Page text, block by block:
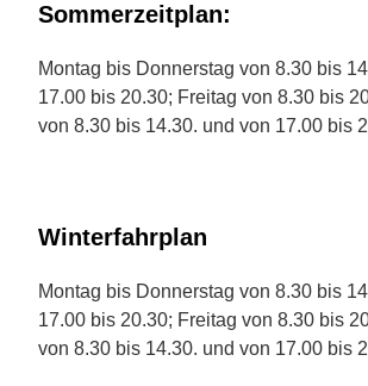
Sommerzeitplan:
Montag bis Donnerstag von 8.30 bis
17.00 bis 20.30; Freitag von 8.30 bis
von 8.30 bis 14.30. und von 17.00 bis
Winterfahrplan
Montag bis Donnerstag von 8.30 bis
17.00 bis 20.30; Freitag von 8.30 bis
von 8.30 bis 14.30. und von 17.00 bis